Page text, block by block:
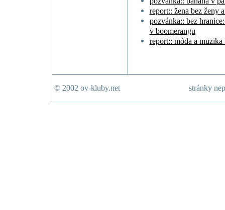
report:: žena bez ženy
pozvánka:: bez
v boomerangu
report:: móda a muzika
© 2002 ov-kluby.net stránky